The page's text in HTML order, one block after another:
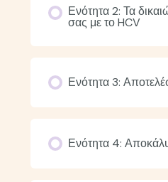
Ενότητα 2: Τα
σας με το HCV
Ενότητα 3:
Ενότητα 4: